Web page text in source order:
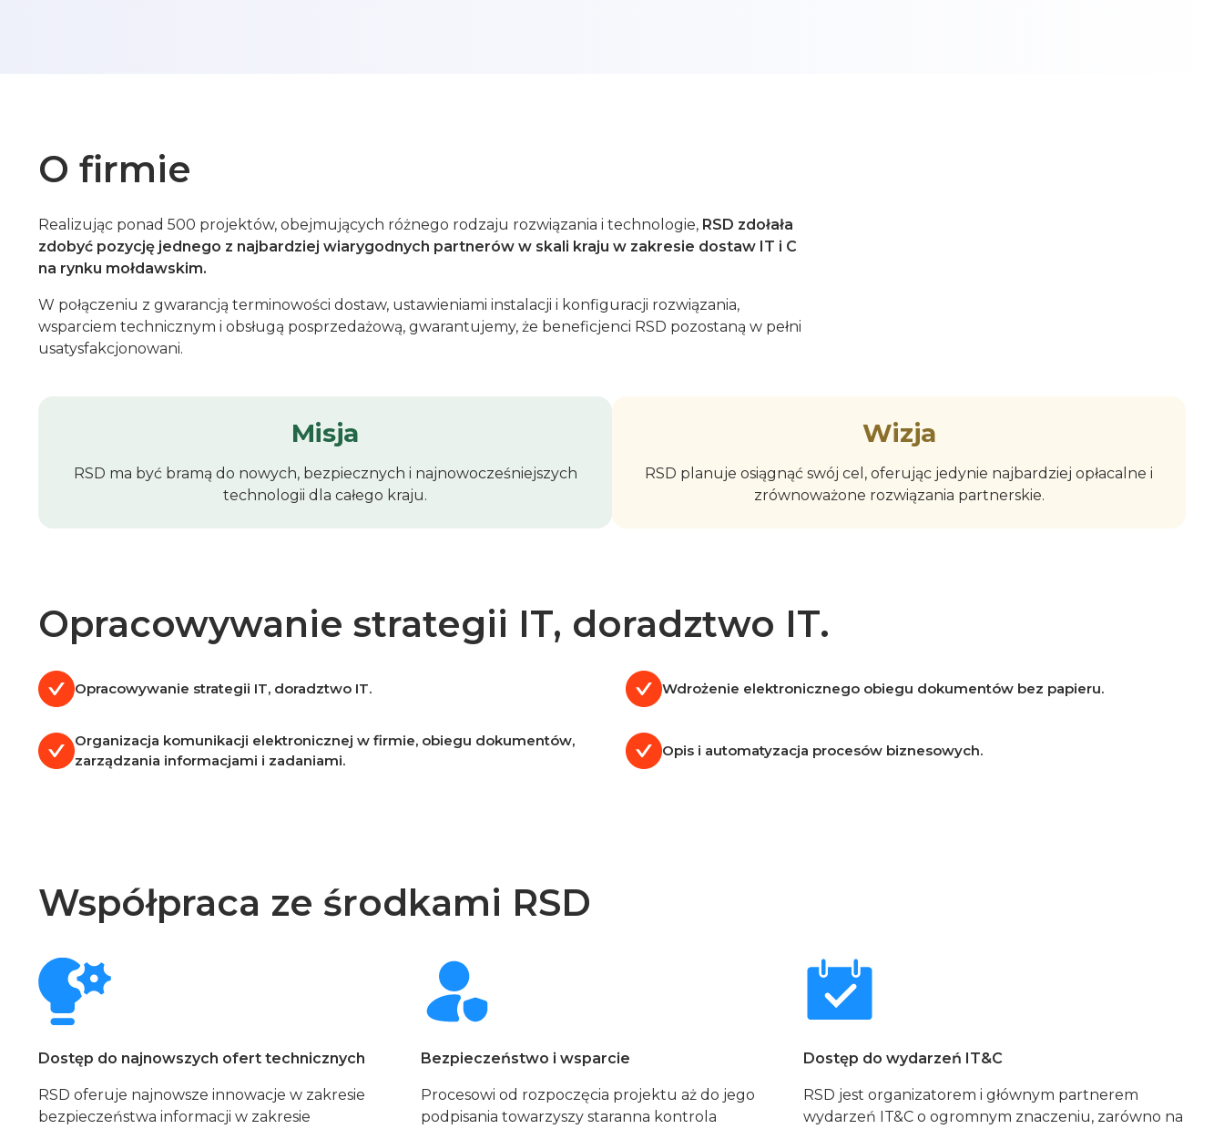
O firmie
Realizując ponad 500 projektów, obejmujących różnego rodzaju rozwiązania i technologie, RSD zdołała
zdobyć pozycję jednego z najbardziej wiarygodnych partnerów w skali kraju w zakresie dostaw IT i C
na rynku mołdawskim.
W połączeniu z gwarancją terminowości dostaw, ustawieniami instalacji i konfiguracji rozwiązania,
wsparciem technicznym i obsługą posprzedażową, gwarantujemy, że beneficjenci RSD pozostaną w pełni
usatysfakcjonowani.
Misja
RSD ma być bramą do nowych, bezpiecznych i najnowocześniejszych
technologii dla całego kraju.
Wizja
RSD planuje osiągnąć swój cel, oferując jedynie najbardziej opłacalne i
zrównoważone rozwiązania partnerskie.
Opracowywanie strategii IT, doradztwo IT.
Opracowywanie strategii IT, doradztwo IT. Wdrożenie elektronicznego obiegu dokumentów bez papieru.
Organizacja komunikacji elektronicznej w firmie, obiegu dokumentów,
zarządzania informacjami i zadaniami.
Opis i automatyzacja procesów biznesowych.
Współpraca ze środkami RSD
Dostęp do najnowszych ofert technicznych
RSD oferuje najnowsze innowacje w zakresie
bezpieczeństwa informacji w zakresie
Bezpieczeństwo i wsparcie
Procesowi od rozpoczęcia projektu aż do jego
podpisania towarzyszy staranna kontrola
Dostęp do wydarzeń IT&C
RSD jest organizatorem i głównym partnerem
wydarzeń IT&C o ogromnym znaczeniu, zarówno na